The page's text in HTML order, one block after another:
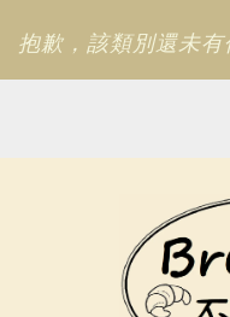
抱歉，該類別還未有